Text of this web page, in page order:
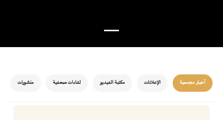
أخبار مجمعية الإعلانات مكتبة الفيديو لقاءات صحفية منشورات